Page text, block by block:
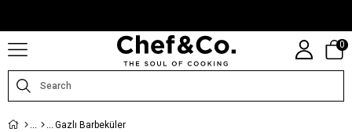
0
Gazlı Barbeküler